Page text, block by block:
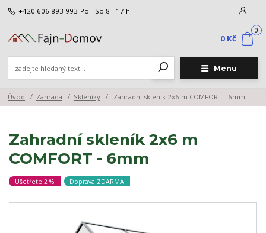
Menu
+420 606 893 993 Po - So 8 - 17 h.
0
0 Kč
Úvod Zahrada Skleníky Zahradní skleník 2x6 m COMFORT - 6mm
Zahradní skleník 2x6 m
COMFORT - 6mm
Ušetřete 2 %! Doprava ZDARMA